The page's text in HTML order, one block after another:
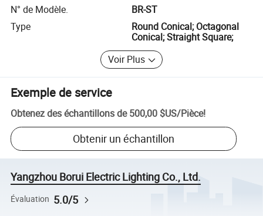
N° de Modèle.
BR-ST
Type
Round Conical; Octagonal
Conical; Straight Square;
Voir Plus
Exemple de service
Obtenez des échantillons de 500,00 $US/Pièce!
Obtenir un échantillon
Yangzhou Borui Electric Lighting Co., Ltd.
Évaluation 5.0/5